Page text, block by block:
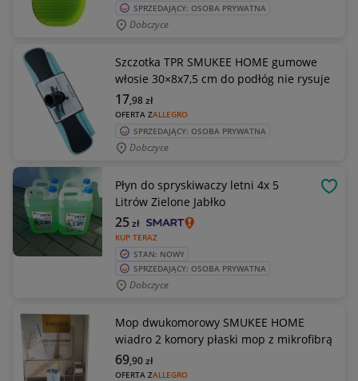
SPRZEDAJĄCY: OSOBA PRYWATNA
Dobczyce
Szczotka TPR SMUKEE HOME gumowe
włosie 30×8x7,5 cm do podłóg nie rysuje
OFERTA ZALLEGRO
17,98zł
SPRZEDAJĄCY: OSOBA PRYWATNA
Dobczyce
Płyn do spryskiwaczy letni 4x 5
Litrów Zielone Jabłko
KUP TERAZ
25zł
STAN: NOWY
SPRZEDAJĄCY: OSOBA PRYWATNA
Dobczyce
Mop dwukomorowy SMUKEE HOME
wiadro 2 komory płaski mop z mikrofibrą
OFERTA ZALLEGRO
69,90zł